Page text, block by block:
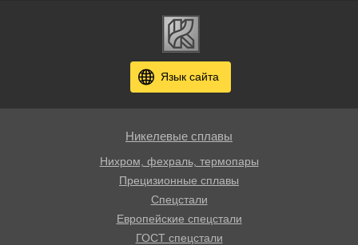
Язык сайта
Никелевые сплавы
Нихром, фехраль, термопары
Прецизионные сплавы
Спецстали
Европейские спецстали
ГОСТ спецстали